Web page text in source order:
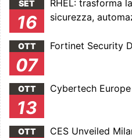
SET
16
RHEL: trasforma
sicurezza,
OTT
07
Fortinet Security
OTT
13
Cybertech
OTT CES Unveiled